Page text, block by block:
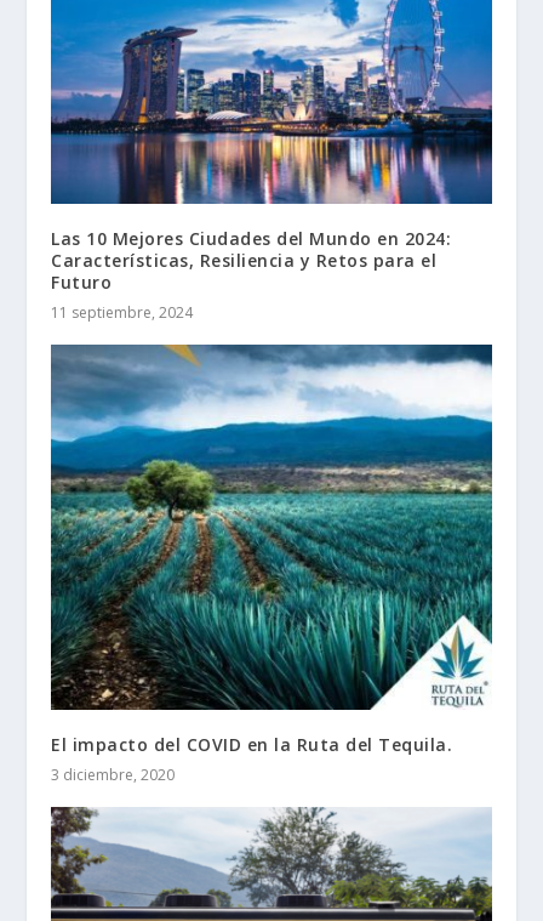
Las 10 Mejores Ciudades del Mundo en 2024:
Características, Resiliencia y Retos para el
Futuro
11 septiembre, 2024
El impacto del COVID en la Ruta del Tequila.
3 diciembre, 2020